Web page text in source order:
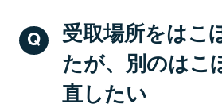
受取場所をはこ
たが、別のはこ
直したい